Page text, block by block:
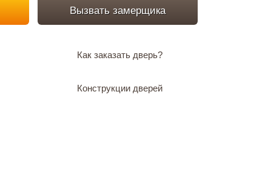
Вызвать замерщика
Как заказать дверь?
Конструкции дверей